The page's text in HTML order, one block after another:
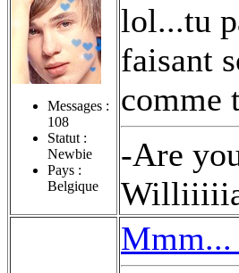
Messages :
108
Statut :
Newbie
Pays :
Belgique
lol...tu
faisant
comme
-Are
Mmm...